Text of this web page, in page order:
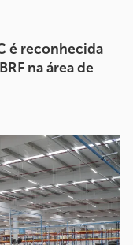
é reconhecida
na área de